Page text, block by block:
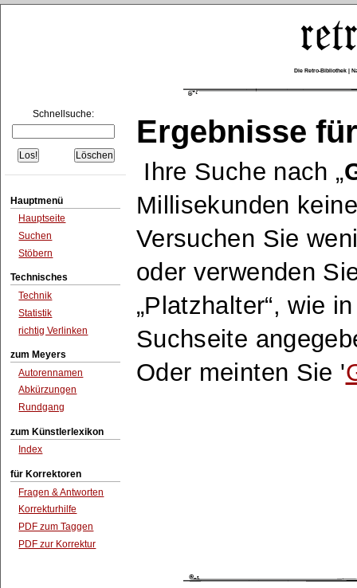
Die Retro-Bibliothek |
Schnellsuche:
Hauptmenü
Hauptseite
Suchen
Stöbern
Technisches
Technik
Statistik
richtig Verlinken
zum Meyers
Autorennamen
Abkürzungen
Rundgang
zum Künstlerlexikon
Index
für Korrektoren
Fragen & Antworten
Korrekturhilfe
PDF zum Taggen
PDF zur Korrektur
Ergebnisse
Ihre Suche nach
Millisekunden
Versuchen Sie
oder verwenden
Platzhalter , wie
Suchseite
Oder meinten Sie '